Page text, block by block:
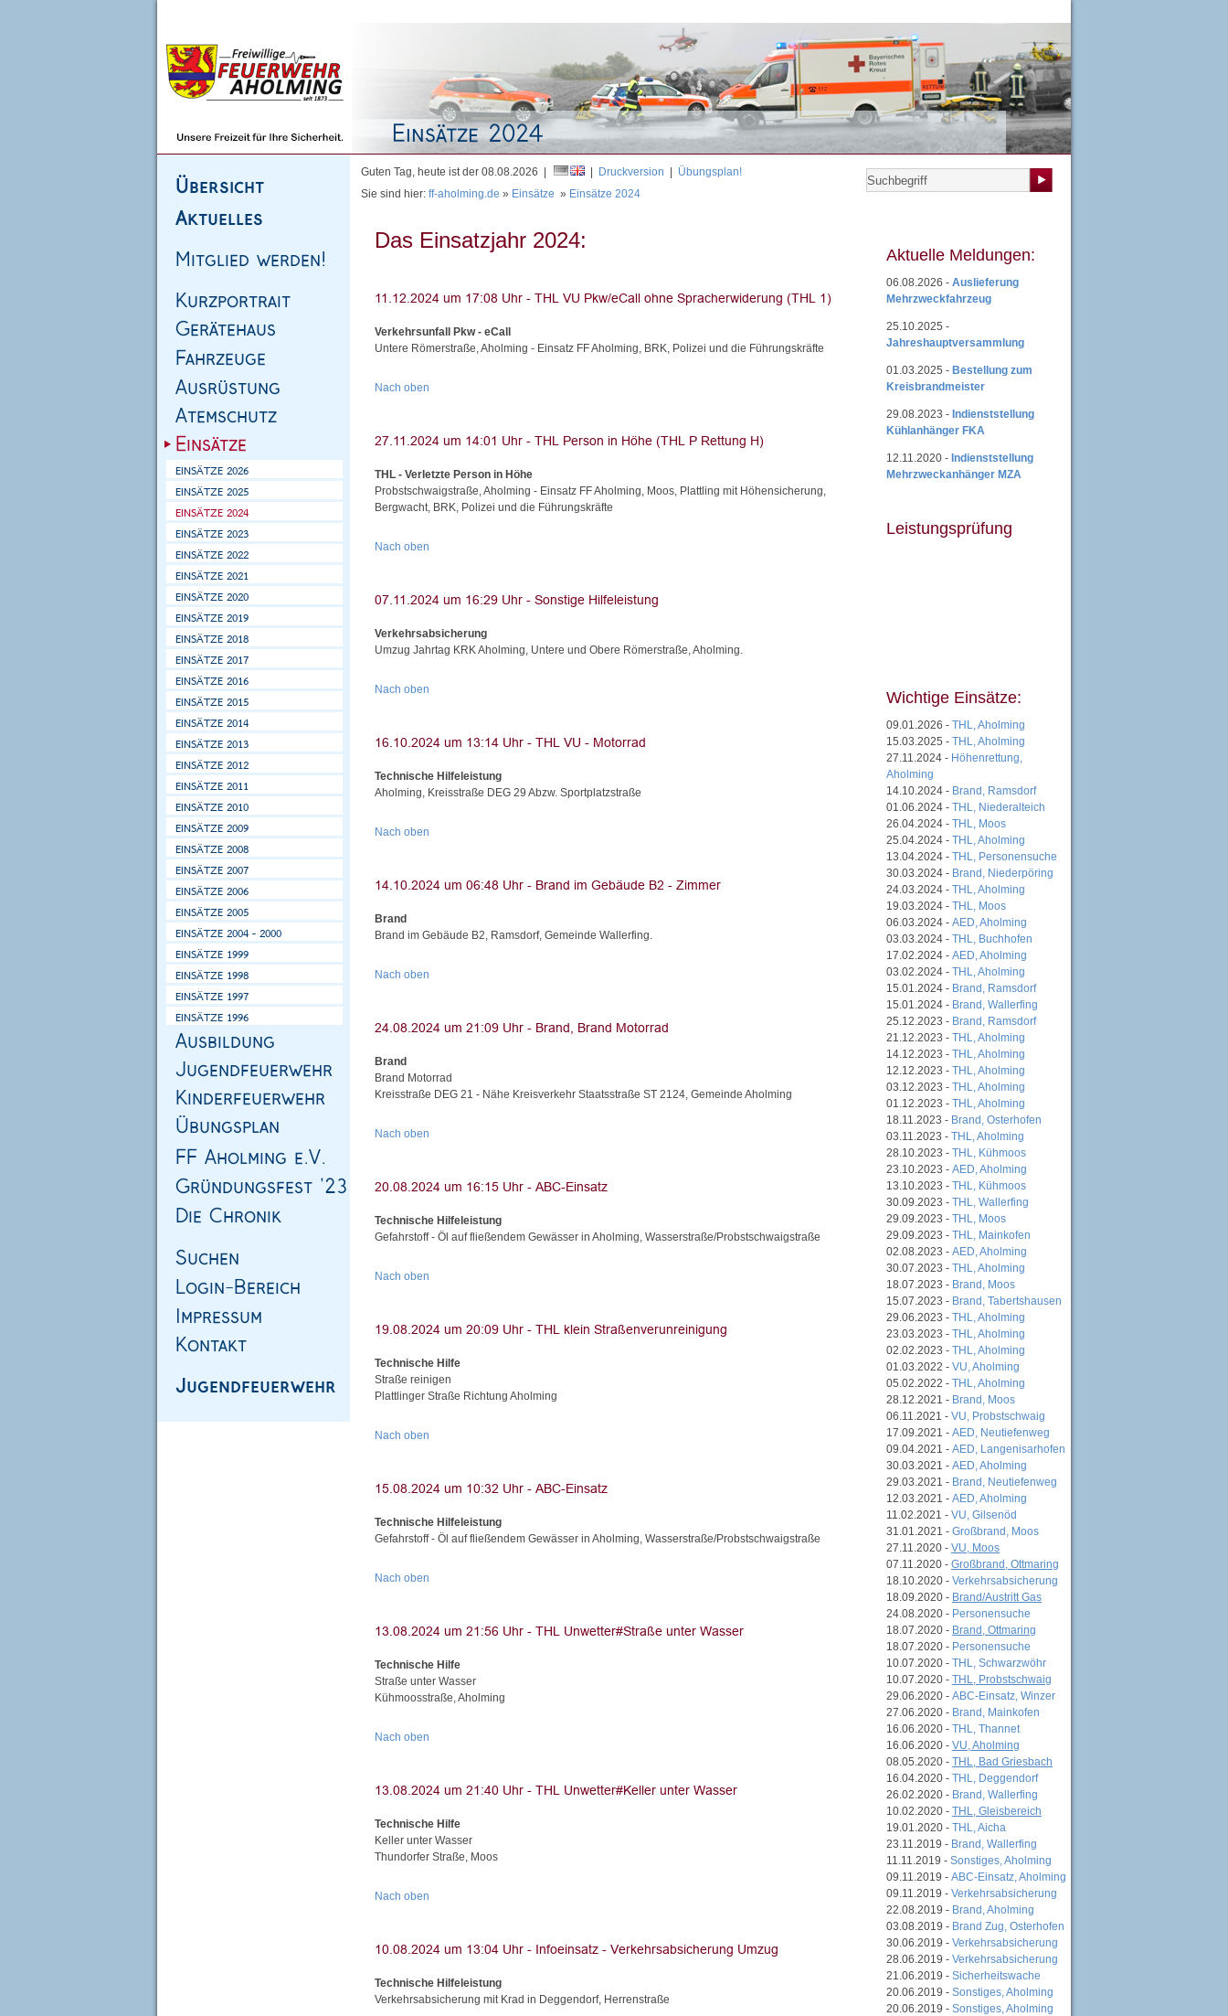
Guten Tag, heute ist der 08.08.2026 | Druckversion
Übungsplan!
Sie sind hier: ff-aholming.de » Einsätze » Einsätze 2024
Das Einsatzjahr 2024:
Verkehrsunfall Pkw - eCall
Untere Römerstraße, Aholming - Einsatz FF Aholming, BRK, Polizei und die Führungskräfte
Nach oben
THL - Verletzte Person in Höhe
Probstschwaigstraße, Aholming - Einsatz FF Aholming, Moos, Plattling mit Höhensicherung,
Bergwacht, BRK, Polizei und die Führungskräfte
Nach oben
Verkehrsabsicherung
Umzug Jahrtag KRK Aholming, Untere und Obere Römerstraße, Aholming.
Nach oben
Technische Hilfeleistung
Aholming, Kreisstraße DEG 29 Abzw. Sportplatzstraße
Nach oben
Brand
Brand im Gebäude B2, Ramsdorf, Gemeinde Wallerfing.
Nach oben
Brand
Brand Motorrad
Kreisstraße DEG 21 - Nähe Kreisverkehr Staatsstraße ST 2124, Gemeinde Aholming
Nach oben
Technische Hilfeleistung
Gefahrstoff - Öl auf fließendem Gewässer in Aholming, Wasserstraße/Probstschwaigstraße
Nach oben
Technische Hilfe
Straße reinigen
Plattlinger Straße Richtung Aholming
Nach oben
Technische Hilfeleistung
Gefahrstoff - Öl auf fließendem Gewässer in Aholming, Wasserstraße/Probstschwaigstraße
Nach oben
Technische Hilfe
Straße unter Wasser
Kühmoosstraße, Aholming
Nach oben
Technische Hilfe
Keller unter Wasser
Thundorfer Straße, Moos
Nach oben
Technische Hilfeleistung
Verkehrsabsicherung mit Krad in Deggendorf, Herrenstraße
Aktuelle Meldungen:
06.08.2026 - Auslieferung
Mehrzweckfahrzeug
25.10.2025 -
Jahreshauptversammlung
01.03.2025 - Bestellung zum
Kreisbrandmeister
29.08.2023 - Indienststellung
Kühlanhänger FKA
12.11.2020 - Indienststellung
Mehrzweckanhänger MZA
Leistungsprüfung
Wichtige Einsätze:
09.01.2026 - THL, Aholming
15.03.2025 - THL, Aholming
27.11.2024 - Höhenrettung,
Aholming
14.10.2024 - Brand, Ramsdorf
01.06.2024 - THL, Niederalteich
26.04.2024 - THL, Moos
25.04.2024 - THL, Aholming
13.04.2024 - THL, Personensuche
30.03.2024 - Brand, Niederpöring
24.03.2024 - THL, Aholming
19.03.2024 - THL, Moos
06.03.2024 - AED, Aholming
03.03.2024 - THL, Buchhofen
17.02.2024 - AED, Aholming
03.02.2024 - THL, Aholming
15.01.2024 - Brand, Ramsdorf
15.01.2024 - Brand, Wallerfing
25.12.2023 - Brand, Ramsdorf
21.12.2023 - THL, Aholming
14.12.2023 - THL, Aholming
12.12.2023 - THL, Aholming
03.12.2023 - THL, Aholming
01.12.2023 - THL, Aholming
18.11.2023 - Brand, Osterhofen
03.11.2023 - THL, Aholming
28.10.2023 - THL, Kühmoos
23.10.2023 - AED, Aholming
13.10.2023 - THL, Kühmoos
30.09.2023 - THL, Wallerfing
29.09.2023 - THL, Moos
29.09.2023 - THL, Mainkofen
02.08.2023 - AED, Aholming
30.07.2023 - THL, Aholming
18.07.2023 - Brand, Moos
15.07.2023 - Brand, Tabertshausen
29.06.2023 - THL, Aholming
23.03.2023 - THL, Aholming
02.02.2023 - THL, Aholming
01.03.2022 - VU, Aholming
05.02.2022 - THL, Aholming
28.12.2021 - Brand, Moos
06.11.2021 - VU, Probstschwaig
17.09.2021 - AED, Neutiefenweg
09.04.2021 - AED, Langenisarhofen
30.03.2021 - AED, Aholming
29.03.2021 - Brand, Neutiefenweg
12.03.2021 - AED, Aholming
11.02.2021 - VU, Gilsenöd
31.01.2021 - Großbrand, Moos
27.11.2020 - VU, Moos
07.11.2020 - Großbrand, Ottmaring
18.10.2020 - Verkehrsabsicherung
18.09.2020 - Brand/Austritt Gas
24.08.2020 - Personensuche
18.07.2020 - Brand, Ottmaring
18.07.2020 - Personensuche
10.07.2020 - THL, Schwarzwöhr
10.07.2020 - THL, Probstschwaig
29.06.2020 - ABC-Einsatz, Winzer
27.06.2020 - Brand, Mainkofen
16.06.2020 - THL, Thannet
16.06.2020 - VU, Aholming
08.05.2020 - THL, Bad Griesbach
16.04.2020 - THL, Deggendorf
26.02.2020 - Brand, Wallerfing
10.02.2020 - THL, Gleisbereich
19.01.2020 - THL, Aicha
23.11.2019 - Brand, Wallerfing
11.11.2019 - Sonstiges, Aholming
09.11.2019 - ABC-Einsatz, Aholming
09.11.2019 - Verkehrsabsicherung
22.08.2019 - Brand, Aholming
03.08.2019 - Brand Zug, Osterhofen
30.06.2019 - Verkehrsabsicherung
28.06.2019 - Verkehrsabsicherung
21.06.2019 - Sicherheitswache
20.06.2019 - Sonstiges, Aholming
20.06.2019 - Sonstiges, Aholming